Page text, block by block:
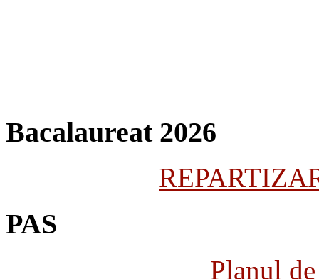
Bacalaureat 2026
PAS
Planul